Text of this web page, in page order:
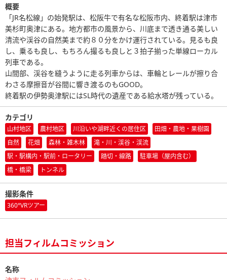
概要
「JR名松線」の始発駅は、松阪牛で有名な松阪市内、終着駅は津市
美杉町奥津にある。地方都市の風景から、川底まで透き通る美しい
清流や渓谷の自然美まで約８０分をかけ運行されている。見るも良
し、乗るも良し、もちろん撮るも良しと３拍子揃った単線ローカル
列車である。
山間部、渓谷を縫うように走る列車からは、車輪とレールが擦り合
わさる摩擦音が谷間に響き渡るのもGOOD。
終着駅の伊勢奥津駅にはSL時代の遺産である給水塔が残っている。
カテゴリ
山村地区 農村地区 川沿いや湖畔近くの居住区
田畑・農地・果樹園
自然
花畑 森林・雑木林
滝・川・渓谷・渓流
駅・駅構内・駅前・ロータリー
踏切・線路
駐車場（屋内含む）
橋・橋梁
トンネル
撮影条件
360°VRツアー
担当フィルムコミッション
名称